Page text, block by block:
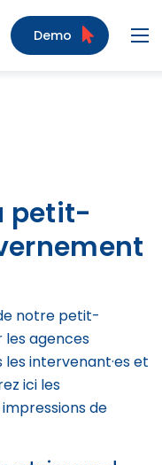
Demo
petit-
notre petit-
agences
intervenant·es et
ici les
de